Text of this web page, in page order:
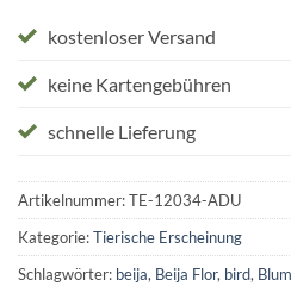
kostenloser Versand
keine Kartengebühren
schnelle Lieferung
Artikelnummer:TE-12034-ADU
Kategorie:Tierische Erscheinung
Schlagwörter: beija, Beija Flor, bird,